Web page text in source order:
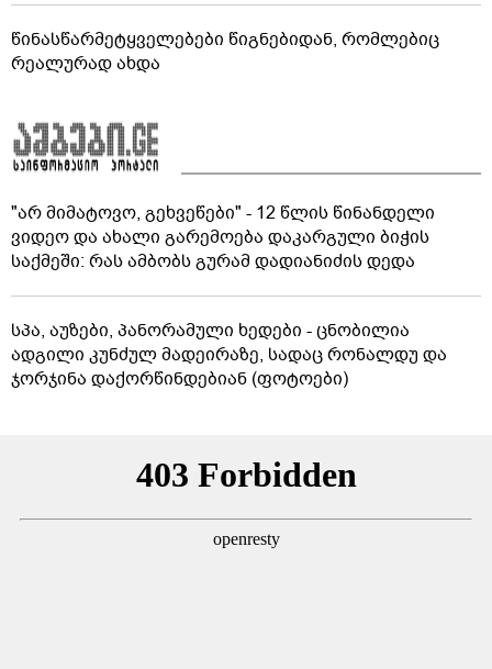
წინასწარმეტყველებები წიგნებიდან, რომლებიც
რეალურად ახდა
"არ მიმატოვო, გეხვეწები" - 12 წლის წინანდელი
ვიდეო და ახალი გარემოება დაკარგული ბიჭის
საქმეში: რას ამბობს გურამ დადიანიძის დედა
სპა, აუზები, პანორამული ხედები - ცნობილია
ადგილი კუნძულ მადეირაზე, სადაც რონალდუ და
ჯორჯინა დაქორწინდებიან (ფოტოები)